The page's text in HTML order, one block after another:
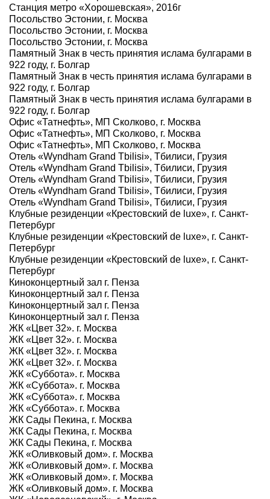
Станция метро «Хорошевская», 2016г
Посольство Эстонии, г. Москва
Посольство Эстонии, г. Москва
Посольство Эстонии, г. Москва
Памятный Знак в честь принятия ислама булгарами в
922 году, г. Болгар
Памятный Знак в честь принятия ислама булгарами в
922 году, г. Болгар
Памятный Знак в честь принятия ислама булгарами в
922 году, г. Болгар
Офис «Татнефть», МП Сколково, г. Москва
Офис «Татнефть», МП Сколково, г. Москва
Офис «Татнефть», МП Сколково, г. Москва
Отель «Wyndham Grand Tbilisi», Тбилиси, Грузия
Отель «Wyndham Grand Tbilisi», Тбилиси, Грузия
Отель «Wyndham Grand Tbilisi», Тбилиси, Грузия
Отель «Wyndham Grand Tbilisi», Тбилиси, Грузия
Отель «Wyndham Grand Tbilisi», Тбилиси, Грузия
Клубные резиденции «Крестовский de luxe», г. Санкт-
Петербург
Клубные резиденции «Крестовский de luxe», г. Санкт-
Петербург
Клубные резиденции «Крестовский de luxe», г. Санкт-
Петербург
Киноконцертный зал г. Пенза
Киноконцертный зал г. Пенза
Киноконцертный зал г. Пенза
Киноконцертный зал г. Пенза
ЖК «Цвет 32». г. Москва
ЖК «Цвет 32». г. Москва
ЖК «Цвет 32». г. Москва
ЖК «Цвет 32». г. Москва
ЖК «Суббота». г. Москва
ЖК «Суббота». г. Москва
ЖК «Суббота». г. Москва
ЖК «Суббота». г. Москва
ЖК Сады Пекина, г. Москва
ЖК Сады Пекина, г. Москва
ЖК Сады Пекина, г. Москва
ЖК «Оливковый дом». г. Москва
ЖК «Оливковый дом». г. Москва
ЖК «Оливковый дом». г. Москва
ЖК «Оливковый дом». г. Москва